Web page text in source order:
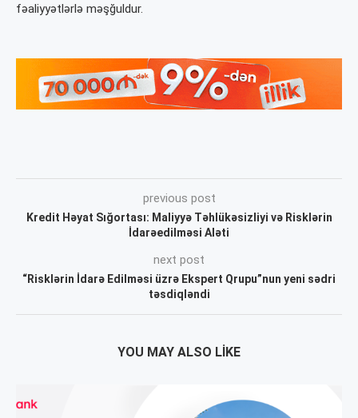
fəaliyyətlərlə məşğuldur.
previous post
Kredit Həyat Sığortası: Maliyyə Təhlükəsizliyi və Risklərin
İdarəedilməsi Aləti
next post
“Risklərin İdarə Edilməsi üzrə Ekspert Qrupu”nun yeni sədri
təsdiqləndi
YOU MAY ALSO LIKE